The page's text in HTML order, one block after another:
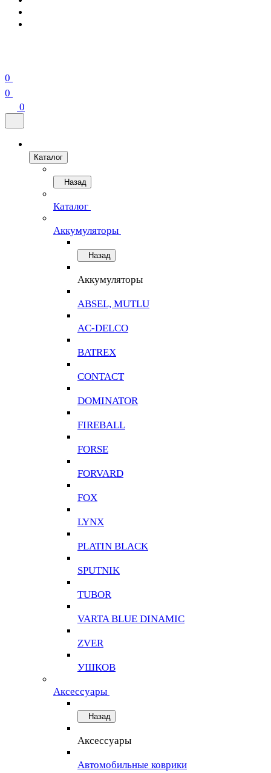
0
0
0
Каталог
Назад
Каталог
Аккумуляторы
Назад
Аккумуляторы
ABSEL, MUTLU
AC-DELCO
BATREX
CONTACT
DOMINATOR
FIREBALL
FORSE
FORVARD
FOX
LYNX
PLATIN BLACK
SPUTNIK
TUBOR
VARTA BLUE DINAMIC
ZVER
УШКОВ
Аксессуары
Назад
Аксессуары
Автомобильные коврики